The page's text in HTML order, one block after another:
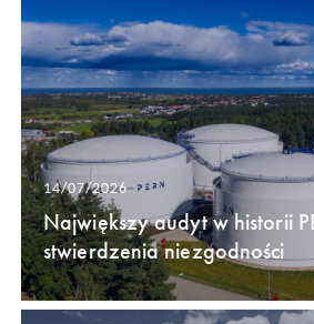
14/07/2026
Największy audyt w historii
stwierdzenia niezgodności